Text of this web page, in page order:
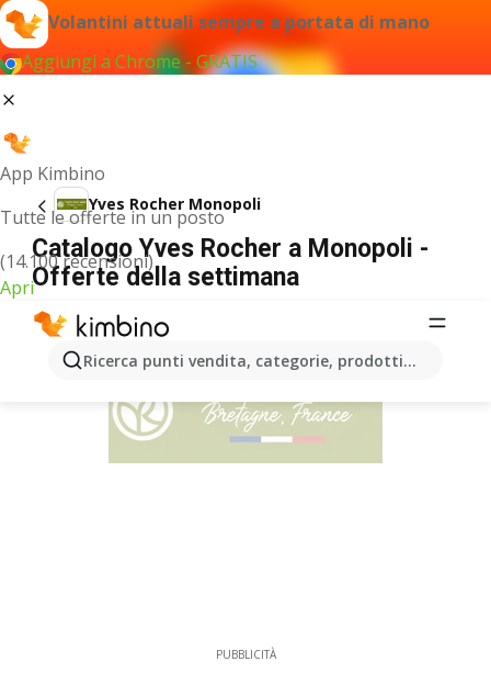
Volantini attuali sempre a portata di mano
Aggiungi a Chrome - GRATIS
App Kimbino
Tutte le offerte in un posto
(14.100 recensioni)
Apri
Ricerca punti vendita, categorie, prodotti...
Yves Rocher Monopoli
Catalogo Yves Rocher a Monopoli -
Offerte della settimana
PUBBLICITÀ